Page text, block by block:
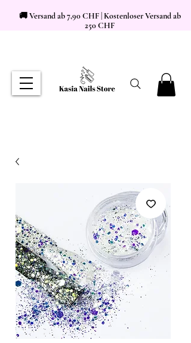
🚚 Versand ab 7,90 CHF | Kostenloser Versand ab
250 CHF